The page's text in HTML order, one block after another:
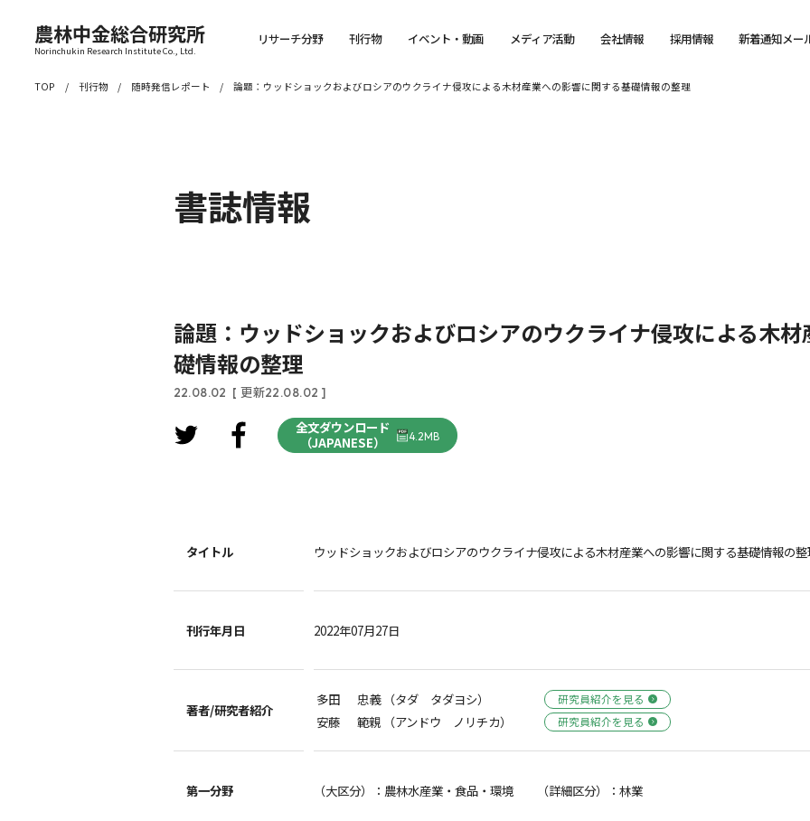
農林中金総合研究所
Norinchukin Research Institute Co., Ltd.
リサーチ分野 刊行物 イベント・動画 メディア活動 会社情報 採用情報 新着通知メー
TOP 刊行物 随時発信レポート 論題：ウッドショックおよびロシアのウクライナ侵攻による木材産業への影響に関する基礎情報の整理
書誌情報
論題：ウッドショックおよびロシアのウクライナ侵攻による木
礎情報の整理
22.08.02 [ 更新22.08.02 ]
全文ダウンロード
（JAPANESE）
4.2MB
タイトル ウッドショックおよびロシアのウクライナ侵攻による木材産業への影響に関する基礎情報の
刊行年月日 2022年07月27日
著者/研究者紹介
多田 忠義 （タダ タダヨシ） 研究員紹介を見る
安藤 範親 （アンドウ ノリチカ） 研究員紹介を見る
第一分野 （大区分）：農林水産業・食品・環境 （詳細区分）：林業